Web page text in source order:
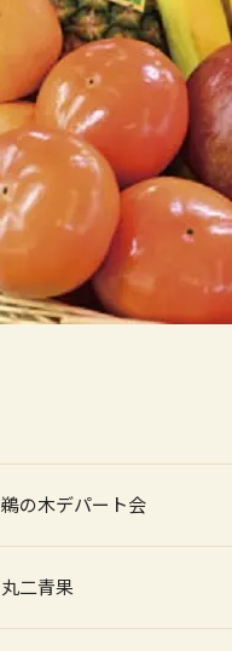
鵜の木デパート会
丸二青果